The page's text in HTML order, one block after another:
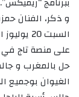
و ذكر، الفنان
السبت
على منصة تاج في
حل بالمغرب و
الغيوان بوجميع